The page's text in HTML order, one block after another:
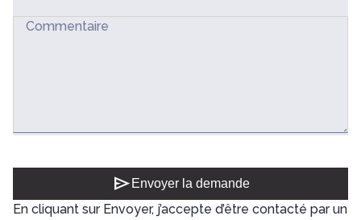
Commentaire
send Envoyer la demande
En cliquant sur Envoyer, j’accepte d’être contacté par un